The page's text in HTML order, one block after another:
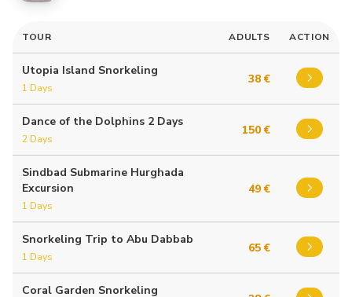
TOUR ADULTS ACTION
Utopia Island Snorkeling
1 Days
38 €
Dance of the Dolphins 2 Days
2 Days
150 €
Sindbad Submarine Hurghada
Excursion
1 Days
49 €
Snorkeling Trip to Abu Dabbab
1 Days
65 €
Coral Garden Snorkeling